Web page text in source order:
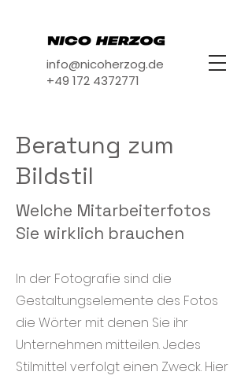
info@nicoherzog.de
+49 172 4372771
Beratung zum
Bildstil
Welche Mitarbeiterfotos
Sie wirklich brauchen
In der Fotografie sind die
Gestaltungselemente des Fotos
die Wörter mit denen Sie ihr
Unternehmen mitteilen. Jedes
Stilmittel verfolgt einen Zweck. Hier